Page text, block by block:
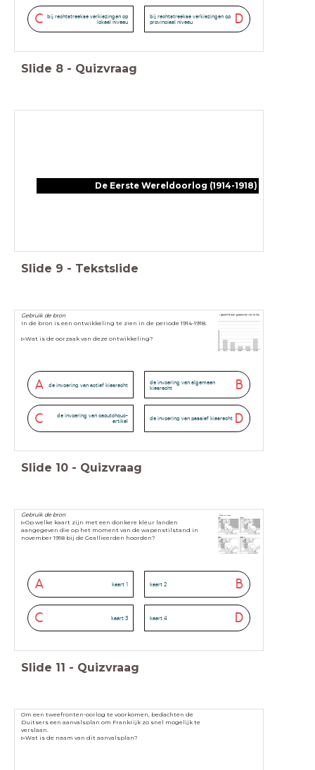
C bij rechtstreekse verkiezingen op
lokaal niveau
D
bij rechtstreekse verkiezingen op
provinciaal niveau
Slide 8 - Quizvraag
De Eerste Wereldoorlog (1914-1918)
Slide 9 - Tekstslide
Gebruik de bron
In de bron is een ontwikkeling te zien in de periode 1914-1918.
▻Wat is de oorzaak van deze ontwikkeling?
A de invoering van actief kiesrecht B
de invoering van algemeen
kiesrecht
C
de invoering van caoutchouc-
artikel
D
de invoering van passief kiesrecht
Slide 10 - Quizvraag
Gebruik de bron
▻Op welke kaart zijn met een donkere kleur landen
aangegeven die op het moment van de wapenstilstand in
november 1918 bij de Geallieerden hoorden?
A kaart 1 B
kaart 2
C kaart 3 D
kaart 4
Slide 11 - Quizvraag
Om een tweefronten-oorlog te voorkomen, bedachten de
Duitsers een aanvalsplan om Frankrijk zo snel mogelijk te
verslaan.
▻Wat is de naam van dit aanvalsplan?